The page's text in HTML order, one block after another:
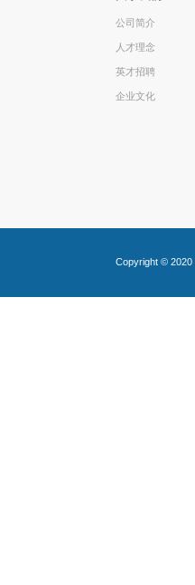
公司简介
人才理念
英才招聘
企业文化
Copyright © 2020